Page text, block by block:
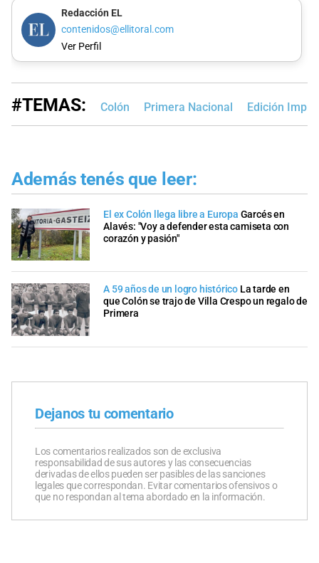
Redacción EL
contenidos@ellitoral.com
Ver Perfil
#TEMAS: Colón Primera Nacional Edición
Además tenés que leer:
El ex Colón llega libre a Europa Garcés en
Alavés: "Voy a defender esta camiseta con
corazón y pasión"
A 59 años de un logro histórico La tarde en
que Colón se trajo de Villa Crespo un regalo de
Primera
Dejanos tu comentario
Los comentarios realizados son de exclusiva
responsabilidad de sus autores y las consecuencias
derivadas de ellos pueden ser pasibles de las sanciones
legales que correspondan. Evitar comentarios ofensivos o
que no respondan al tema abordado en la información.